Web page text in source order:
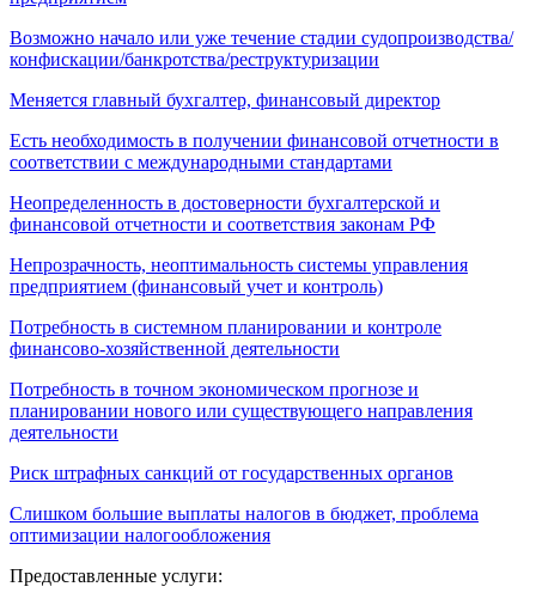
Возможно начало или уже течение стадии судопроизводства/
конфискации/банкротства/реструктуризации
Меняется главный бухгалтер, финансовый директор
Есть необходимость в получении финансовой отчетности в
соответствии с международными стандартами
Неопределенность в достоверности бухгалтерской и
финансовой отчетности и соответствия законам РФ
Непрозрачность, неоптимальность системы управления
предприятием (финансовый учет и контроль)
Потребность в системном планировании и контроле
финансово-хозяйственной деятельности
Потребность в точном экономическом прогнозе и
планировании нового или существующего направления
деятельности
Риск штрафных санкций от государственных органов
Слишком большие выплаты налогов в бюджет, проблема
оптимизации налогообложения
Предоставленные услуги: